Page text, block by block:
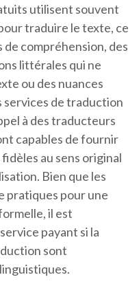
utilisent souvent
traduire le texte, ce
compréhension, des
littérales qui ne
ou des nuances
services de traduction
à des traducteurs
capables de fournir
au sens original
Bien que les
pratiques pour une
il est
payant si la
sont